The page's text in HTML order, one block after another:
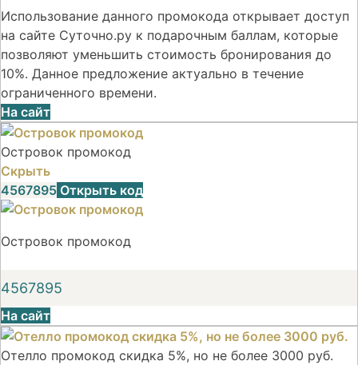
Использование данного промокода открывает доступ
на сайте Суточно.ру к подарочным баллам, которые
позволяют уменьшить стоимость бронирования до
10%. Данное предложение актуально в течение
ограниченного времени.
На сайт
Островок промокод
Скрыть
4567895 Открыть код
Островок промокод
4567895
На сайт
Отелло промокод скидка 5%, но не более 3000 руб.